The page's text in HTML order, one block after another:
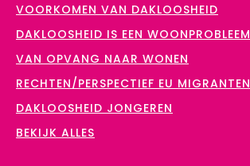
VOORKOMEN VAN DAKLOOSHEID
DAKLOOSHEID IS EEN WOONPROBLEEM
VAN OPVANG NAAR WONEN
RECHTEN/PERSPECTIEF EU MIGRANTEN
DAKLOOSHEID JONGEREN
BEKIJK ALLES